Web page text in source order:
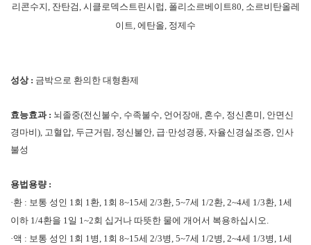
리콘수지, 잔탄검, 시클로덱스트린시럽, 폴리소르베이트80, 소르비탄올레
이트, 에탄올, 정제수
성상 : 금박으로 환의한 대형환제
효능효과 : 뇌졸중(전신불수, 수족불수, 언어장애, 혼수, 정신혼미, 안면신
경마비), 고혈압, 두근거림, 정신불안, 급·만성경풍, 자율신경실조증, 인사
불성
용법용량 :
·환 : 보통 성인 1회 1환, 1회 8~15세 2/3환, 5~7세 1/2환, 2~4세 1/3환, 1세
이하 1/4환을 1일 1~2회 십거나 따뜻한 물에 개어서 복용하십시오.
·액 : 보통 성인 1회 1병, 1회 8~15세 2/3병, 5~7세 1/2병, 2~4세 1/3병, 1세